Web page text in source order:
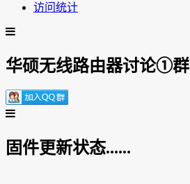
访问统计
华硕无线路由器讨论①群
固件更新状态......